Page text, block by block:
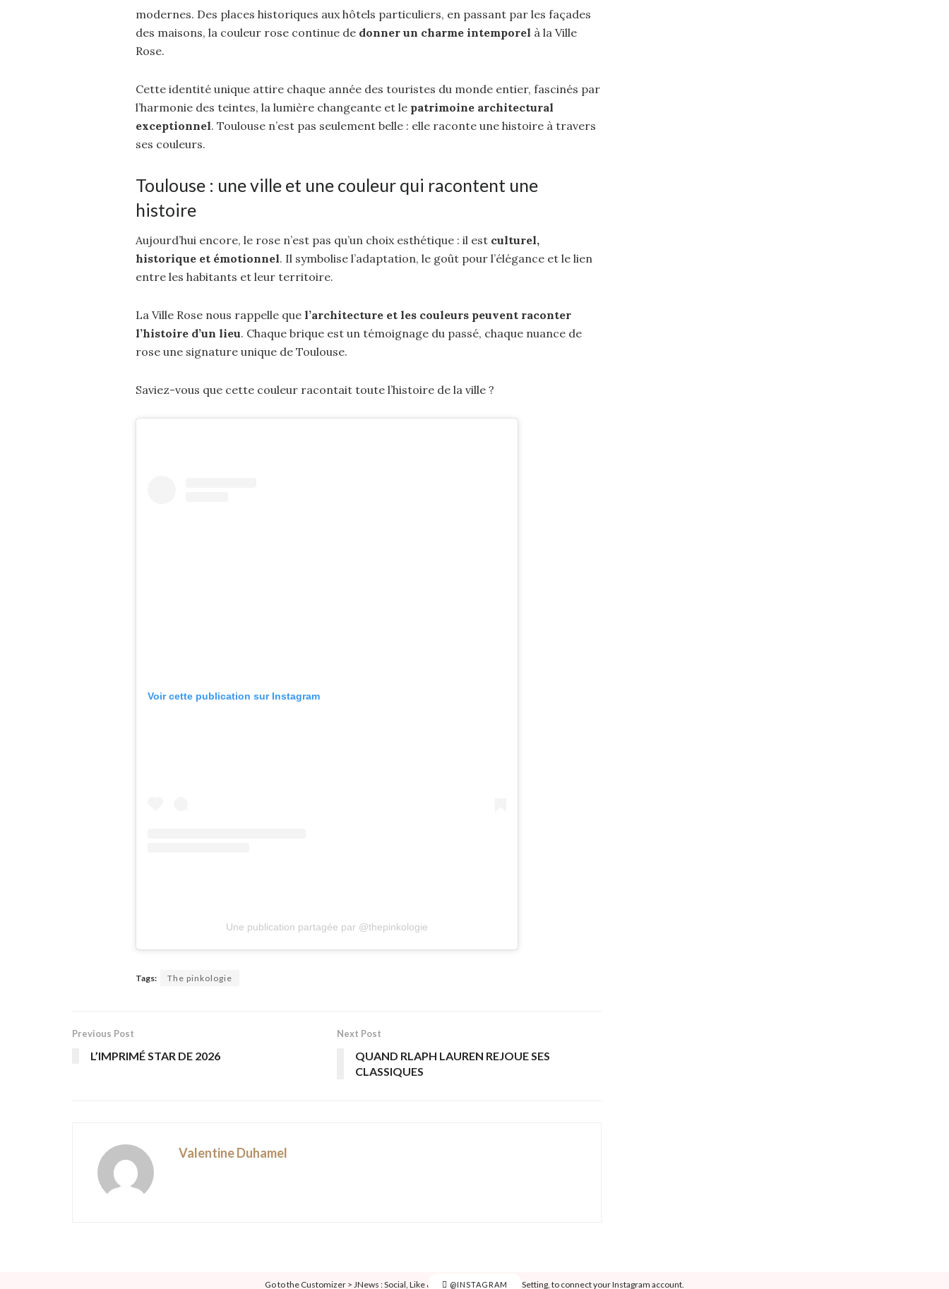
modernes. Des places historiques aux hôtels particuliers, en passant par les façades
des maisons, la couleur rose continue de donner un charme intemporel à la Ville
Rose.
Cette identité unique attire chaque année des touristes du monde entier, fascinés par
l’harmonie des teintes, la lumière changeante et le patrimoine architectural
exceptionnel. Toulouse n’est pas seulement belle : elle raconte une histoire à travers
ses couleurs.
Toulouse : une ville et une couleur qui racontent une
histoire
Aujourd’hui encore, le rose n’est pas qu’un choix esthétique : il est culturel,
historique et émotionnel. Il symbolise l’adaptation, le goût pour l’élégance et le lien
entre les habitants et leur territoire.
La Ville Rose nous rappelle que l’architecture et les couleurs peuvent raconter
l’histoire d’un lieu. Chaque brique est un témoignage du passé, chaque nuance de
rose une signature unique de Toulouse.
Saviez-vous que cette couleur racontait toute l’histoire de la ville ?
Voir cette publication sur Instagram
Une publication partagée par @thepinkologie
Tags: The pinkologie
Previous Post
L’IMPRIMÉ STAR DE 2026
Next Post
QUAND RLAPH LAUREN REJOUE SES
CLASSIQUES
Valentine Duhamel
@INSTAGRAM
Go to the Customizer > JNews : Social, Like & View > Instagram Feed Setting, to connect your Instagram account.